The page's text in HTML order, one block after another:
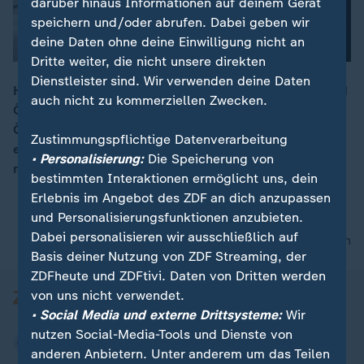
Hohe Inzidenzen gibt es auch in unserem Nachbarland
Österreich. Jetzt hat auch die Bundesregierung
Österreich erneut zum Hochrisikogebiet erklärt und
eine Reisewarnung für deutsche Urlauber
rausgegeben.
nach oben
speichern und/oder abrufen. Dabei geben wir
deine Daten ohne deine Einwilligung nicht an
Dritte weiter, die nicht unsere direkten
Dienstleister sind. Wir verwenden deine Daten
auch nicht zu kommerziellen Zwecken.
Zustimmungspflichtige Datenverarbeitung
• Personalisierung:Die Speicherung von
bestimmten Interaktionen ermöglicht uns, dein
Erlebnis im Angebot des ZDF an dich anzupassen
und Personalisierungsfunktionen anzubieten.
Dabei personalisieren wir ausschließlich auf
Basis deiner Nutzung von ZDF Streaming, der
ZDFheute und ZDFtivi. Daten von Dritten werden
von uns nicht verwendet.
• Social Media und externe Drittsysteme:Wir
nutzen Social-Media-Tools und Dienste von
anderen Anbietern. Unter anderem um das Teilen